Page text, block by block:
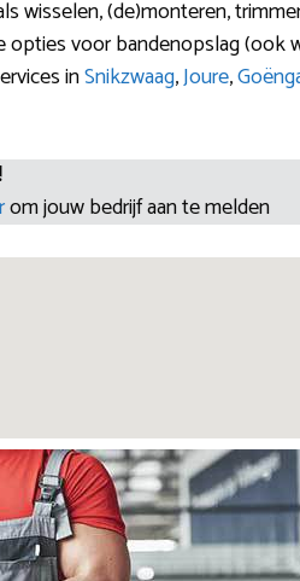
wisselen, (de)monteren,
opties voor bandenopslag (ook
inSnikzwaag,Joure,
om jouw bedrijf aan te melden